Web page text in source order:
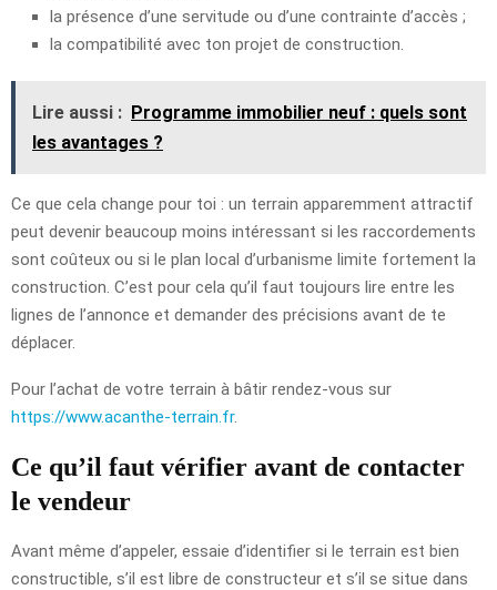
la présence d’une servitude ou d’une contrainte d’accès ;
la compatibilité avec ton projet de construction.
Lire aussi : Programme immobilier neuf : quels sont
les avantages ?
Ce que cela change pour toi : un terrain apparemment attractif
peut devenir beaucoup moins intéressant si les raccordements
sont coûteux ou si le plan local d’urbanisme limite fortement la
construction. C’est pour cela qu’il faut toujours lire entre les
lignes de l’annonce et demander des précisions avant de te
déplacer.
Pour l’achat de votre terrain à bâtir rendez-vous sur
https://www.acanthe-terrain.fr.
Ce qu’il faut vérifier avant de contacter
le vendeur
Avant même d’appeler, essaie d’identifier si le terrain est bien
constructible, s’il est libre de constructeur et s’il se situe dans